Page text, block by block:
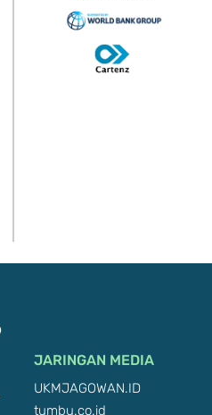
JARINGAN MEDIA
UKMJAGOWAN.ID